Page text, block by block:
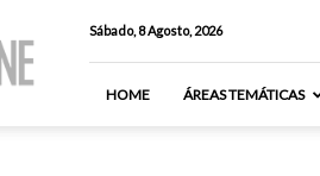
Sábado, 8 Agosto, 2026
HOME ÁREAS TEMÁTICAS